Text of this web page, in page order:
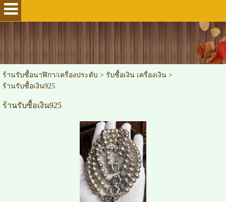
ร้านรับซื้อนาฬิกา/เครื่องประดับ > รับซื้อเงิน เครื่องเงิน>
ร้านรับซื้อเงิน925
ร้านรับซื้อเงิน925